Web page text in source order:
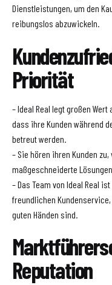
Dienstleistungen, um den
reibungslos abzuwickeln.
Priorität
– Ideal Real legt großen
dass ihre Kunden während
betreut werden.
– Sie hören ihren Kunden
maßgeschneiderte
– Das Team von Ideal Real
freundlichen
guten Händen sind.
Reputation